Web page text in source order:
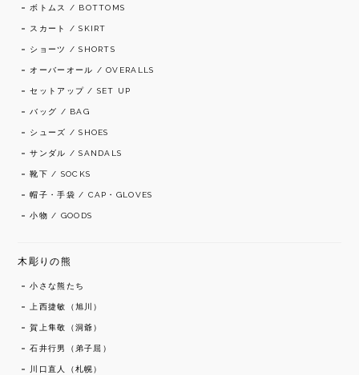
ボトムス / BOTTOMS
スカート / SKIRT
ショーツ / SHORTS
オーバーオール / OVERALLS
セットアップ / SET UP
バッグ / BAG
シューズ / SHOES
サンダル / SANDALS
靴下 / SOCKS
帽子・手袋 / CAP・GLOVES
小物 / GOODS
木彫りの熊
小さな熊たち
上西捷敏（旭川）
賀上隼敬（洞爺）
石井行男（弟子屈）
川口直人（札幌）